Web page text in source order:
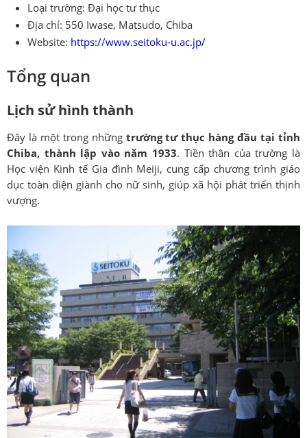
Loại trường: Đại học tư thục
Địa chỉ: 550 Iwase, Matsudo, Chiba
Website: https://www.seitoku-u.ac.jp/
Tổng quan
Lịch sử hình thành
Đây là một trong những trường tư thục hàng đầu tại tỉnh
Chiba, thành lập vào năm 1933. Tiền thân của trường là
Học viện Kinh tế Gia đình Meiji, cung cấp chương trình giáo
dục toàn diện giành cho nữ sinh, giúp xã hội phát triển thịnh
vượng.